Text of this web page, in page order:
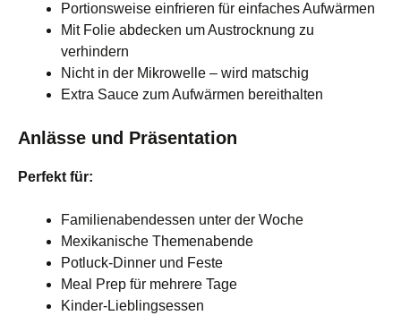
Portionsweise einfrieren für einfaches Aufwärmen
Mit Folie abdecken um Austrocknung zu
verhindern
Nicht in der Mikrowelle – wird matschig
Extra Sauce zum Aufwärmen bereithalten
Anlässe und Präsentation
Perfekt für:
Familienabendessen unter der Woche
Mexikanische Themenabende
Potluck-Dinner und Feste
Meal Prep für mehrere Tage
Kinder-Lieblingsessen